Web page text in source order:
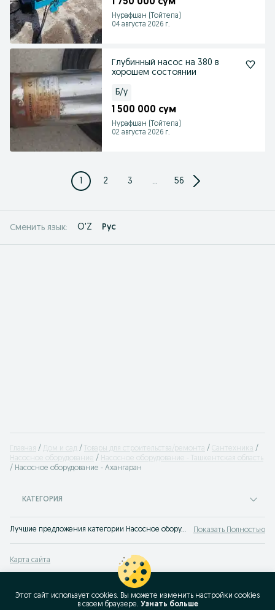
Нурафшан (Тойтепа)
04 августа 2026 г.
Глубинный насос на 380 в
хорошем состоянии
Б/у
1 500 000 сум
Нурафшан (Тойтепа)
02 августа 2026 г.
1 2 3 ... 56
Сменить язык: O'Z Рус
Главная Дом и сад Товары для строительства/ремонта
Сантехника
Насосное оборудование
Насосное оборудование - Ташкентская область
Насосное оборудование - Ахангаран
КАТЕГОРИЯ
Лучшие предложения категории Насосное оборудование Ахангаран. Большой выбор товаров и услуг по выгодным ценам на OLX! Множество предложений на OLX.uz! Показать Полностью
Карта сайта
Карта бизнес-страницы
Популярные запросы
Этот сайт использует cookies. Вы можете изменить настройки cookies
в своeм браузере. Узнать больше